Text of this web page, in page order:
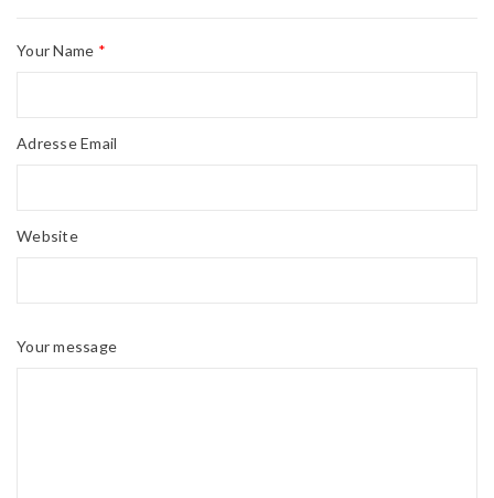
Your Name *
Adresse Email
Website
Your message